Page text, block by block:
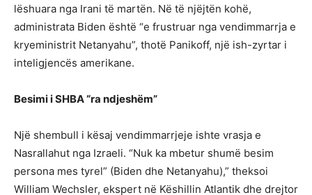
lëshuara nga Irani të martën. Në të njëjtën kohë,
administrata Biden është “e frustruar nga vendimmarrja e
kryeministrit Netanyahu”, thotë Panikoff, një ish-zyrtar i
inteligjencës amerikane.
Besimi i SHBA “ra ndjeshëm”
Një shembull i kësaj vendimmarrjeje ishte vrasja e
Nasrallahut nga Izraeli. “Nuk ka mbetur shumë besim
persona mes tyrel” (Biden dhe Netanyahu),” theksoi
William Wechsler, ekspert në Këshillin Atlantik dhe drejtor